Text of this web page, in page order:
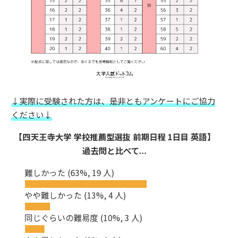
↓実際に受験された方は、是非ともアンケートにご協力
ください↓
【四天王寺大学 学校推薦型選抜 前期日程 1日目 英語】
過去問と比べて...
難しかった (63%, 19 人)
やや難しかった (13%, 4 人)
同じぐらいの難易度 (10%, 3 人)